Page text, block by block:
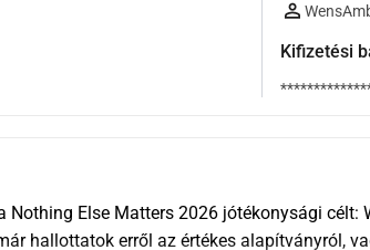
Kifizetési
Nothing Else Matters 2026 jótékonysági célt:
hallottatok erről az értékes alapítványról,